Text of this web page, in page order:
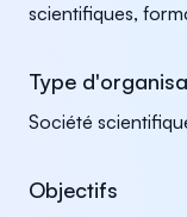
scientifiques,
Type
Société
Objectifs